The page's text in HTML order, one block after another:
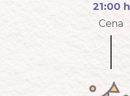
21:00 h
Cena